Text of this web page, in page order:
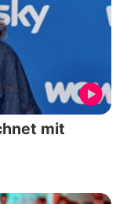
mit